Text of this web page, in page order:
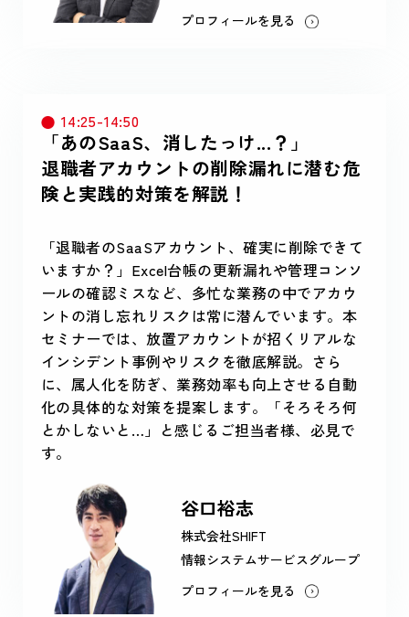
プロフィールを見る
14:25-14:50
「あのSaaS、消したっけ...？」
退職者アカウントの削除漏れに潜む危
険と実践的対策を解説！
「退職者のSaaSアカウント、確実に削除できて
いますか？」Excel台帳の更新漏れや管理コンソ
ールの確認ミスなど、多忙な業務の中でアカウ
ントの消し忘れリスクは常に潜んでいます。本
セミナーでは、放置アカウントが招くリアルな
インシデント事例やリスクを徹底解説。さら
に、属人化を防ぎ、業務効率も向上させる自動
化の具体的な対策を提案します。「そろそろ何
とかしないと…」と感じるご担当者様、必見で
す。
谷口裕志
株式会社SHIFT
情報システムサービスグループ
プロフィールを見る